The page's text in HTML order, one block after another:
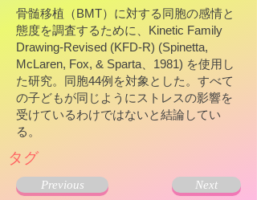
骨髄移植（BMT）に対する同胞の感情と
態度を調査するために、Kinetic Family
Drawing-Revised (KFD-R) (Spinetta,
McLaren, Fox, & Sparta、1981) を使用し
た研究。同胞44例を対象とした。すべて
の子どもが同じようにストレスの影響を
受けているわけではないと結論してい
る。
タグ
Previous Next